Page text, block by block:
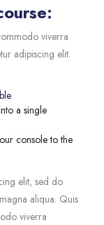
viverra
adipiscing elit.
a single
console to the
elit, sed do
aliqua. Quis
viverra